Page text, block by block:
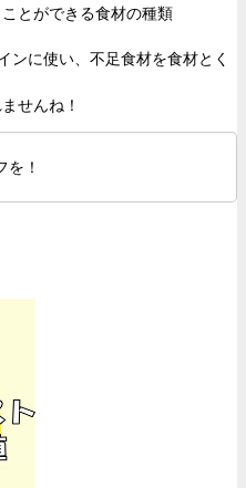
とができる食材の種類
ンに使い、不足食材を食材とく
せんね！
！